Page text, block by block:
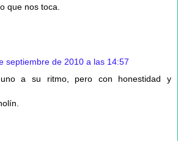
que nos toca.
septiembre de 2010 a las 14:57
a su ritmo, pero con honestidad y